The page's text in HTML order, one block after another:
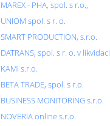
MAREX - PHA, spol. s r.o.,
UNIOM spol. s r. o.
SMART PRODUCTION, s.r.o.
DATRANS, spol. s r. o. v likvidaci
KAMI s.r.o.
BETA TRADE, spol. s r.o.
BUSINESS MONITORING s.r.o.
NOVERIA online s.r.o.